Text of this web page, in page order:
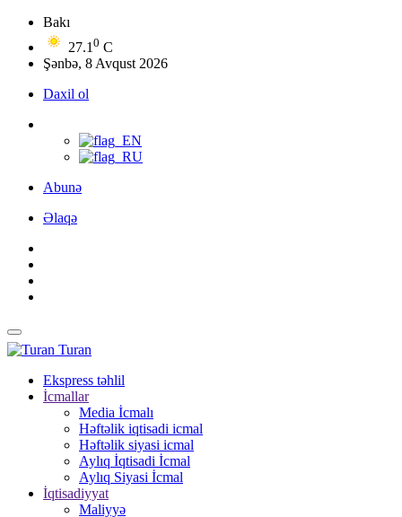
Bakı
27.1 0 C
Şənbə, 8 Avqust 2026
Daxil ol
Abunə
Əlaqə
Turan
Ekspress təhlil
İcmallar
Media İcmalı
Həftəlik iqtisadi icmal
Həftəlik siyasi icmal
Aylıq İqtisadi İcmal
Aylıq Siyasi İcmal
İqtisadiyyat
Maliyyə